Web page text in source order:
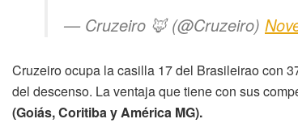
— Cruzeiro 🦊 (@Cruzeiro)
Cruzeiro ocupa la casilla 17 del Brasileirao con
del descenso. La ventaja que tiene con sus
(Goiás, Coritiba y América MG).